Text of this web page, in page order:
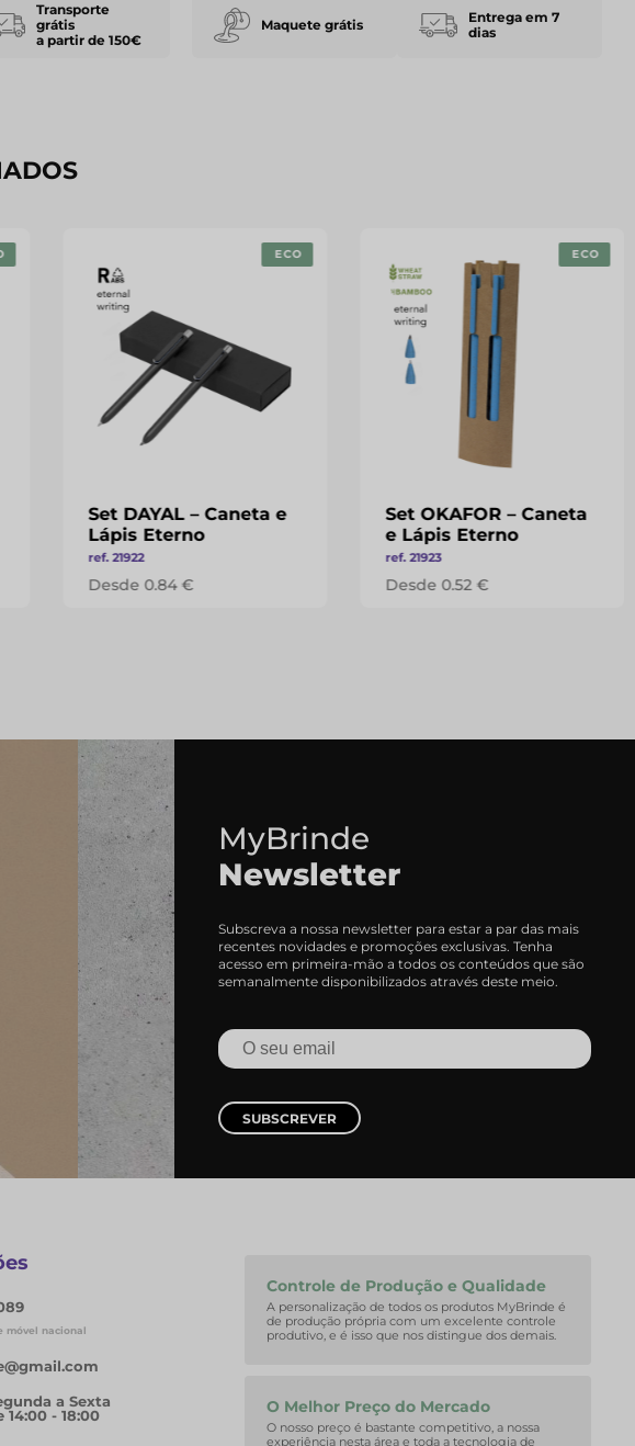
Transporte
grátis
a partir de 150€
Maquete grátis
Entrega em 7
dias
ECO
Set DAYAL – Caneta e
Lápis Eterno
ref. 21922
Desde 0.84 €
ECO
Set OKAFOR – Caneta
e Lápis Eterno
ref. 21923
Desde 0.52 €
MyBrinde
Newsletter
Subscreva a nossa newsletter para estar a par das mais
recentes novidades e promoções exclusivas. Tenha
acesso em primeira-mão a todos os conteúdos que são
semanalmente disponibilizados através deste meio.
SUBSCREVER
móvel nacional
a Sexta
14:00 - 18:00
Controle de Produção e Qualidade
A personalização de todos os produtos MyBrinde é
de produção própria com um excelente controle
produtivo, e é isso que nos distingue dos demais.
O Melhor Preço do Mercado
O nosso preço é bastante competitivo, a nossa
experiência nesta área e toda a tecnologia de